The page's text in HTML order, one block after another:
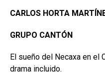
CARLOS HORTA
GRUPO CANTÓN
El sueño del Necaxa en el
drama incluido.